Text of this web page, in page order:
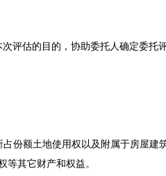
评估的目的，协助委托人确定委托
份额土地使用权以及附属于房屋建
其它财产和权益。